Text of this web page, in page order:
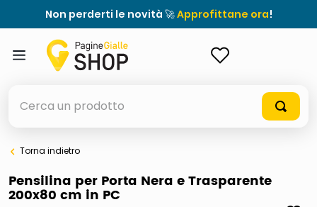
Non perderti le novità 🚀Approfittane ora!
elenchi telefonici
orologio parete
Torna indietro
Pensilina per Porta Nera e Trasparente
200x80 cm in PC